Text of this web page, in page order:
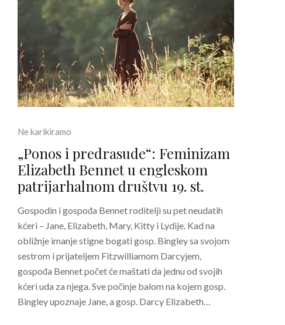
Ne karikiramo
„Ponos i predrasude“: Feminizam
Elizabeth Bennet u engleskom
patrijarhalnom društvu 19. st.
Gospodin i gospođa Bennet roditelji su pet neudatih
kćeri – Jane, Elizabeth, Mary, Kitty i Lydije. Kad na
obližnje imanje stigne bogati gosp. Bingley sa svojom
sestrom i prijateljem Fitzwilliamom Darcyjem,
gospođa Bennet počet će maštati da jednu od svojih
kćeri uda za njega. Sve počinje balom na kojem gosp.
Bingley upoznaje Jane, a gosp. Darcy Elizabeth…